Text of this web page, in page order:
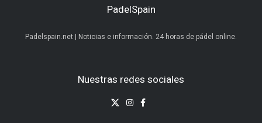
PadelSpain
Padelspain.net | Noticias e información. 24 horas de pádel online.
Nuestras redes sociales